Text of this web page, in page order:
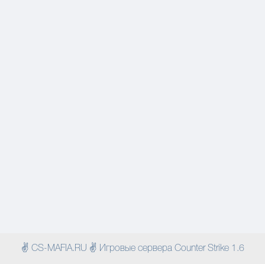
✌ CS-MAFIA.RU ✌ Игровые сервера Counter Strike 1.6